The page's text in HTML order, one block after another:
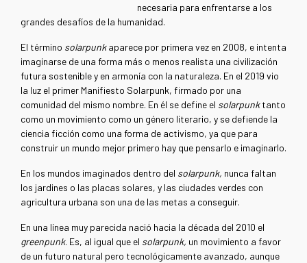
necesaria para enfrentarse a los
grandes desafíos de la humanidad.
El término solarpunkaparece por primera vez en 2008, e intenta
imaginarse de una forma más o menos realista una civilización
futura sostenible y en armonía con la naturaleza. En el 2019 vio
la luz el primer Manifiesto Solarpunk, firmado por una
comunidad del mismo nombre. En él se define el solarpunktanto
como un movimiento como un género literario, y se defiende la
ciencia ficción como una forma de activismo, ya que para
construir un mundo mejor primero hay que pensarlo e imaginarlo.
En los mundos imaginados dentro del solarpunk, nunca faltan
los jardines o las placas solares, y las ciudades verdes con
agricultura urbana son una de las metas a conseguir.
En una línea muy parecida nació hacia la década del 2010 el
greenpunk. Es, al igual que el solarpunk, un movimiento a favor
de un futuro natural pero tecnológicamente avanzado, aunque